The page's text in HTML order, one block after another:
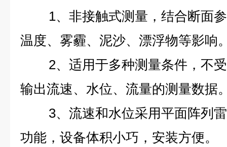
1、非接触式测量，结合断面
温度、雾霾、泥沙、漂浮物等影响
2、适用于多种测量条件，不
输出流速、水位、流量的测量数据
3、流速和水位采用平面阵列
功能，设备体积小巧，安装方便。